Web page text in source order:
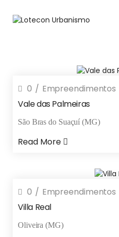
0
Empreendimentos
Vale das Palmeiras
São Bras do Suaçuí (MG)
Read More
0
Empreendimentos
Villa Real
Oliveira (MG)